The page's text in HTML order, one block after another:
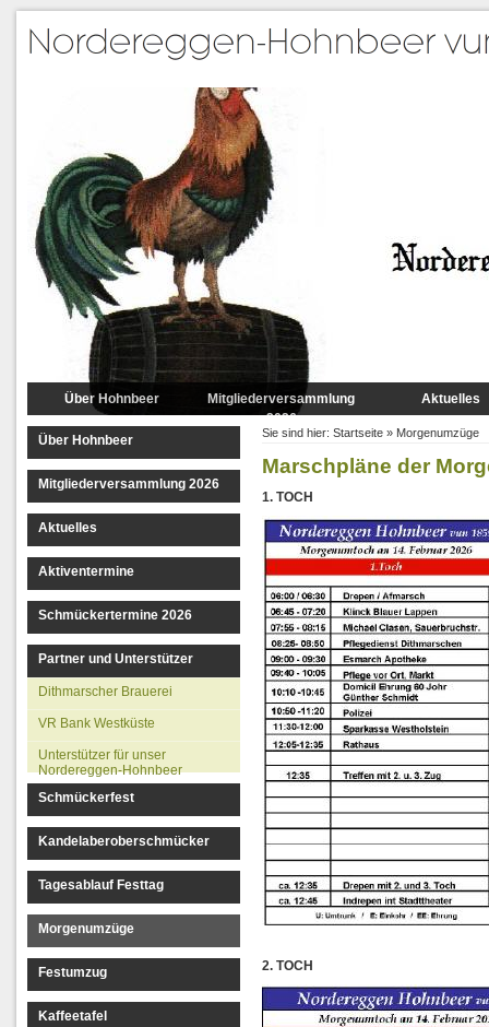
Über Hohnbeer
Mitgliederversammlung
2026
Aktuelles
Über Hohnbeer
Mitgliederversammlung 2026
Aktuelles
Aktiventermine
Schmückertermine 2026
Partner und Unterstützer
Dithmarscher Brauerei
VR Bank Westküste
Unterstützer für unser
Nordereggen-Hohnbeer
Schmückerfest
Kandelaberoberschmücker
Tagesablauf Festtag
Morgenumzüge
Festumzug
Kaffeetafel
Sie sind hier: Startseite » Morgenumzüge
Marschpläne der
1. TOCH
2. TOCH